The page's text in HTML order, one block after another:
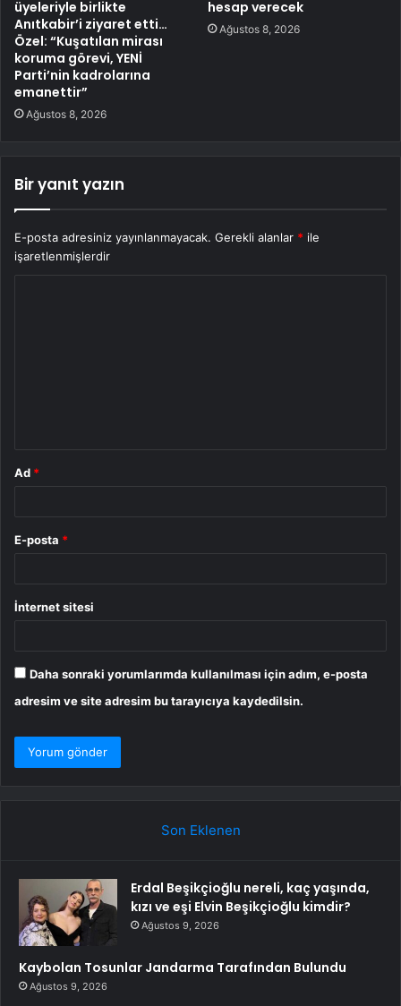
üyeleriyle birlikte
Anıtkabir’i ziyaret etti…
Özel: “Kuşatılan mirası
koruma görevi, YENİ
Parti’nin kadrolarına
emanettir”
Ağustos 8, 2026
hesap verecek
Ağustos 8, 2026
Bir yanıt yazın
E-posta adresiniz yayınlanmayacak. Gerekli alanlar * ile
işaretlenmişlerdir
Ad *
E-posta *
İnternet sitesi
Daha sonraki yorumlarımda kullanılması için adım, e-posta
adresim ve site adresim bu tarayıcıya kaydedilsin.
Son Eklenen
Erdal Beşikçioğlu nereli, kaç yaşında,
kızı ve eşi Elvin Beşikçioğlu kimdir?
Ağustos 9, 2026
Kaybolan Tosunlar Jandarma Tarafından Bulundu
Ağustos 9, 2026